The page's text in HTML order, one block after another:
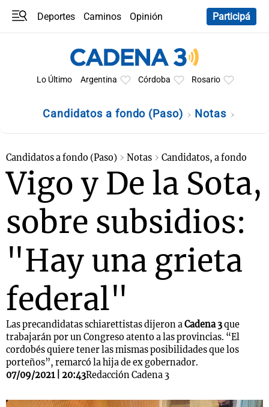
Deportes Caminos
Opinión
Participá
Lo Último Argentina Córdoba Rosario
Candidatos a fondo (Paso) Notas
Candidatos a fondo (Paso) Notas Candidatos, a fondo
Vigo y De la Sota,
sobre subsidios:
"Hay una grieta
federal"
Las precandidatas schiarettistas dijeron aCadena 3que
trabajarán por un Congreso atento a las provincias. “El
cordobés quiere tener las mismas posibilidades que los
porteños”, remarcó la hija de ex gobernador.
07/09/2021 | 20:43Redacción Cadena 3